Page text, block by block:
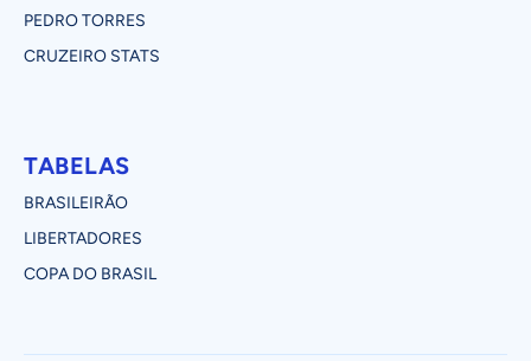
PEDRO TORRES
CRUZEIRO STATS
TABELAS
BRASILEIRÃO
LIBERTADORES
COPA DO BRASIL